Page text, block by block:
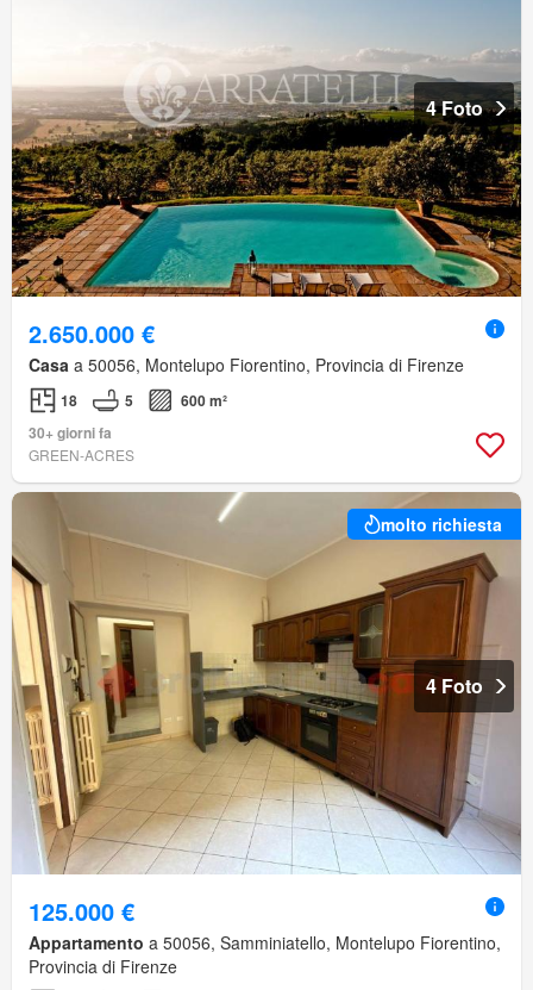
4 Foto
2.650.000 €
Casa a 50056, Montelupo Fiorentino, Provincia di Firenze
18 5
600 m²
30+ giorni fa
GREEN-ACRES
molto richiesta
4 Foto
125.000 €
Appartamento a 50056, Samminiatello, Montelupo Fiorentino,
Provincia di Firenze